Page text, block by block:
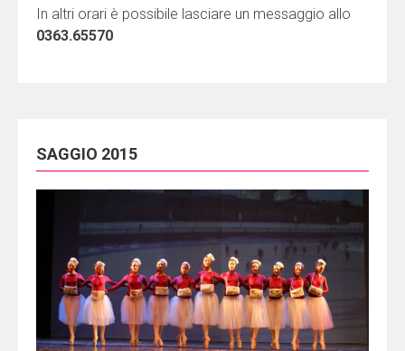
In altri orari è possibile lasciare un messaggio allo
0363.65570
SAGGIO 2015